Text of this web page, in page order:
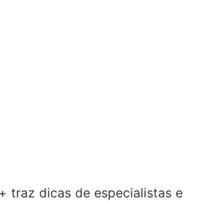
traz dicas de especialistas e